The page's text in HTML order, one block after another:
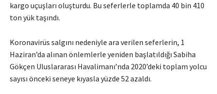
kargo uçuşları oluşturdu. Bu seferlerle toplamda 40 bin 410
ton yük taşındı.
Koronavirüs salgını nedeniyle ara verilen seferlerin, 1
Haziran’da alınan önlemlerle yeniden başlatıldığı Sabiha
Gökçen Uluslararası Havalimanı’nda 2020’deki toplam yolcu
sayısı önceki seneye kıyasla yüzde 52 azaldı.